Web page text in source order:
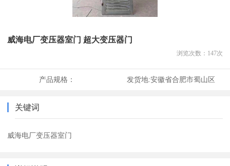
威海电厂变压器室门 超大变压器门
浏览次数： 147次
产品规格： 发货地:安徽省合肥市蜀山区
关键词
威海电厂变压器室门